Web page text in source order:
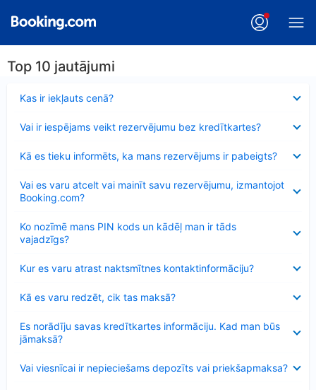
Top 10 jautājumi
Kas ir iekļauts cenā?
Vai ir iespējams veikt rezervējumu bez kredītkartes?
Kā es tieku informēts, ka mans rezervējums ir pabeigts?
Vai es varu atcelt vai mainīt savu rezervējumu, izmantojot
Booking.com?
Ko nozīmē mans PIN kods un kādēļ man ir tāds
vajadzīgs?
Kur es varu atrast naktsmītnes kontaktinformāciju?
Kā es varu redzēt, cik tas maksā?
Es norādīju savas kredītkartes informāciju. Kad man būs
jāmaksā?
Vai viesnīcai ir nepieciešams depozīts vai priekšapmaksa?